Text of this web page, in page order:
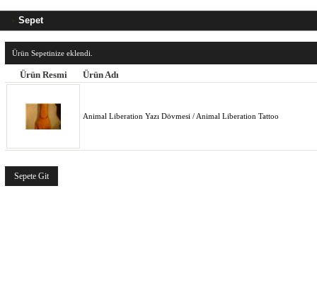
Sepet
Ürün Sepetinize eklendi.
Ürün Resmi Ürün Adı
Animal Liberation Yazı Dövmesi / Animal Liberation Tattoo
Sepete Git